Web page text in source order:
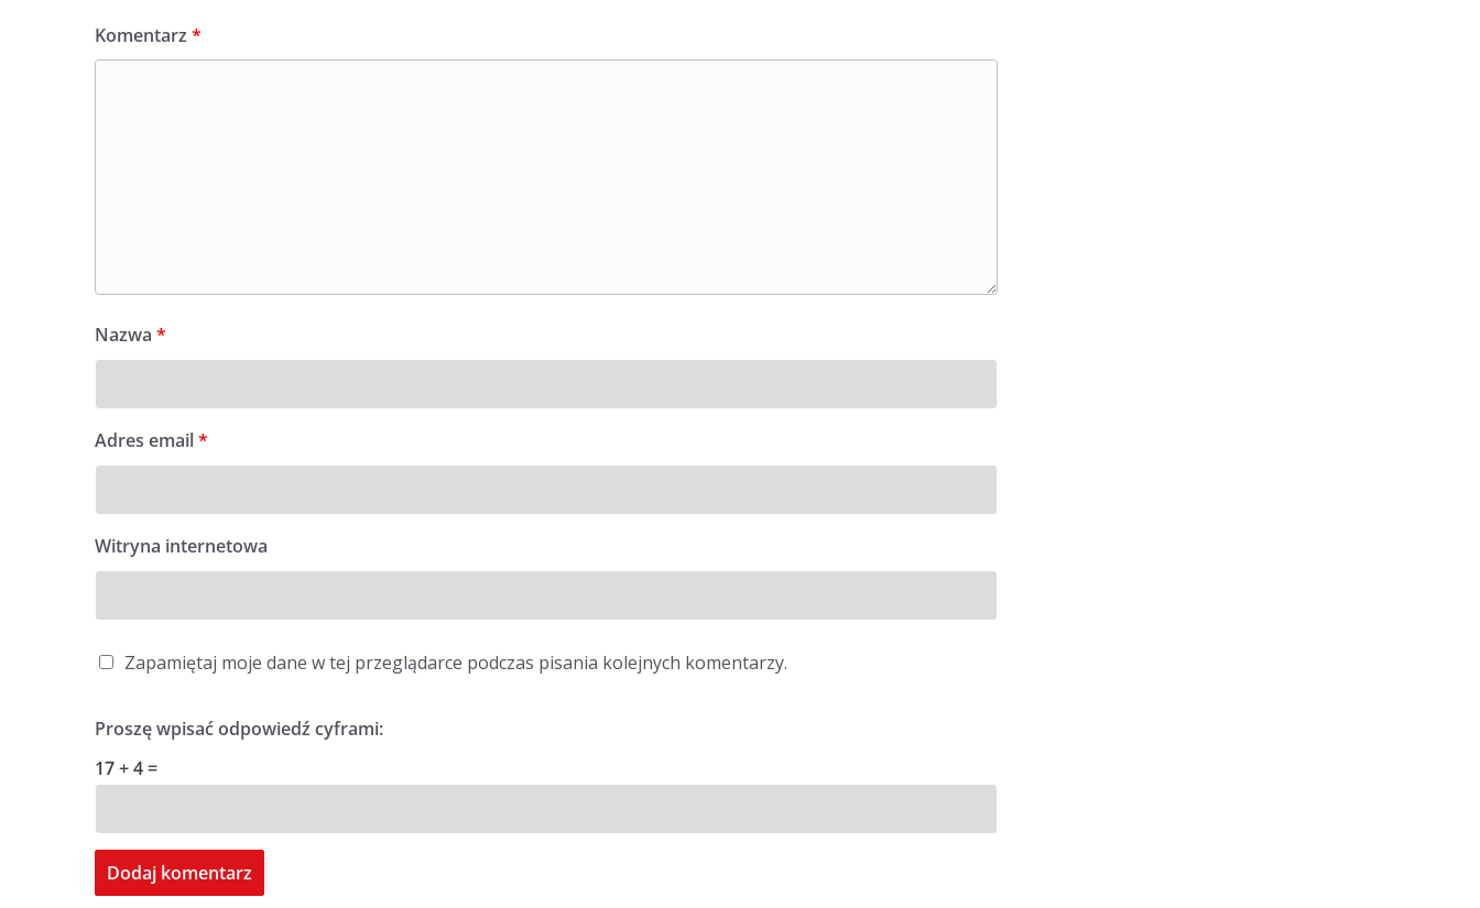
Komentarz *
Nazwa *
Adres email*
Witryna internetowa
Zapamiętaj moje dane w tej przeglądarce podczas pisania kolejnych komentarzy.
Proszę wpisać odpowiedź cyframi:
17 + 4 =